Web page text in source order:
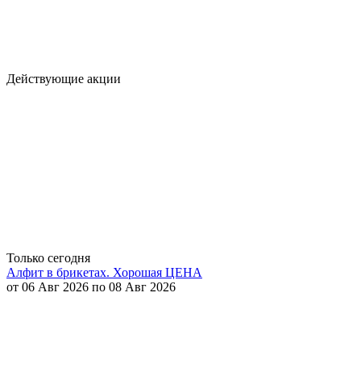
Действующие акции
Только сегодня
Алфит в брикетах. Хорошая ЦЕНА
от 06 Авг 2026 по 08 Авг 2026